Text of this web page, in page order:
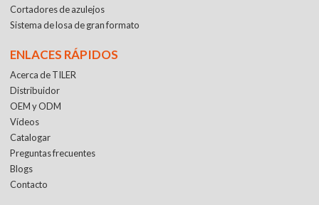
Cortadores de azulejos
Sistema de losa de gran formato
ENLACES RÁPIDOS
Acerca de TILER
Distribuidor
OEM y ODM
Vídeos
Catalogar
Preguntas frecuentes
Blogs
Contacto